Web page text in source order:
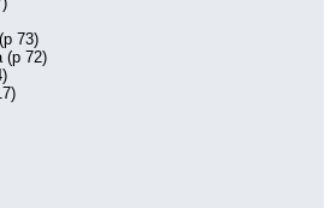
73)
(p 72)